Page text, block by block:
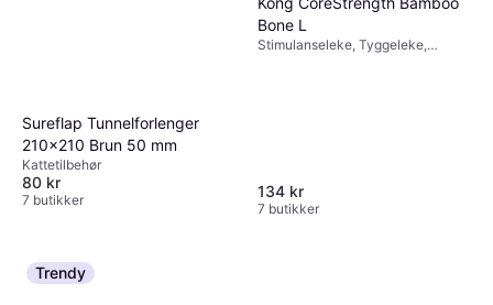
Sureflap Tunnelforlenger
210x210 Brun 50 mm
Kattetilbehør
80 kr
7 butikker
Bone L
Stimulanseleke, Tyggeleke,
134 kr
7 butikker
Trendy